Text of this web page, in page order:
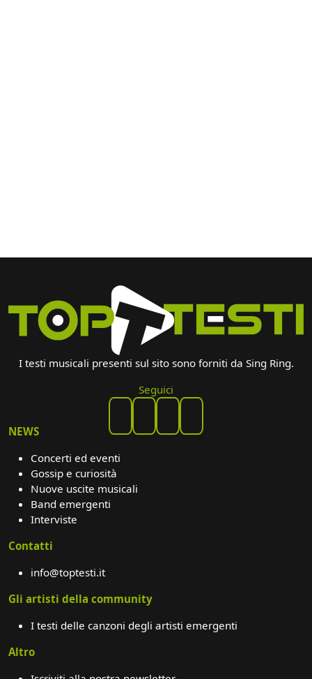
I testi musicali presenti sul sito sono forniti da Sing Ring.
Seguici
NEWS
Concerti ed eventi
Gossip e curiosità
Nuove uscite musicali
Band emergenti
Interviste
Contatti
info@toptesti.it
Gli artisti della community
I testi delle canzoni degli artisti emergenti
Altro